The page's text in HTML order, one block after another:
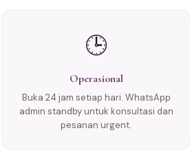
🕒
Operasional
Buka 24 jam setiap hari. WhatsApp
admin standby untuk konsultasi dan
pesanan urgent.